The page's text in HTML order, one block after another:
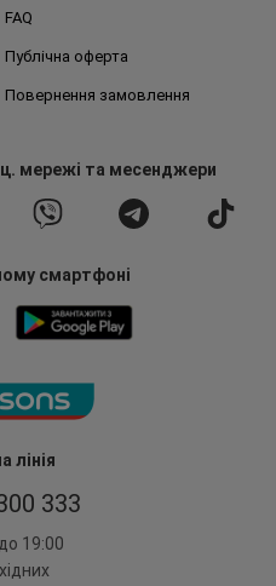
лінія
333
19:00
FAQ
Публічна оферта
Повернення замовлення
мережі та месенджери
смартфоні